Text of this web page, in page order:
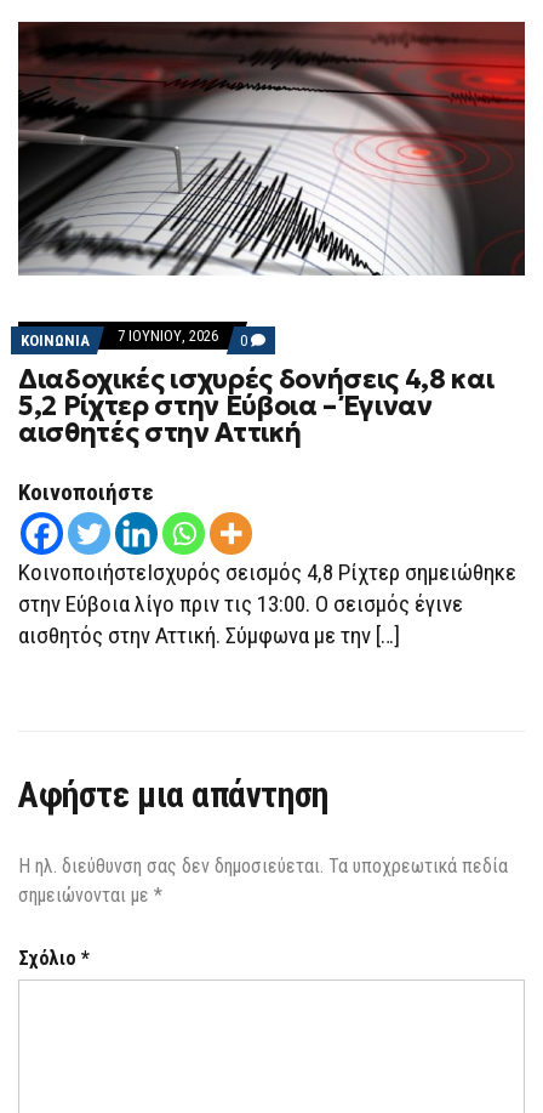
ΚΟΙΝΩΝΙΑ 7 ΙΟΥΝΊΟΥ, 2026 0 COMMENTS
ON
ΔΙΑΔΟΧΙΚΈΣ
ΙΣΧΥΡΈΣ
ΔΟΝΉΣΕΙΣ
4,8
ΕΎΒΟΙΑ
–
ΑΙΣΘΗΤΈΣ
ΣΤΗΝ
ΑΤΤΙΚΉ
Διαδοχικές ισχυρές δονήσεις 4,8 και
5,2 Ρίχτερ στην Εύβοια – Έγιναν
αισθητές στην Αττική
Κοινοποιήστε
ΚοινοποιήστεΙσχυρός σεισμός 4,8 Ρίχτερ σημειώθηκε
στην Εύβοια λίγο πριν τις 13:00. Ο σεισμός έγινε
αισθητός στην Αττική. Σύμφωνα με την […]
Αφήστε μια απάντηση
Η ηλ. διεύθυνση σας δεν δημοσιεύεται. Τα υποχρεωτικά πεδία
σημειώνονται με *
Σχόλιο *